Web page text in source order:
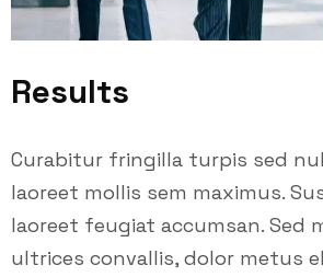
Results
Curabitur fringilla turpis sed
laoreet mollis sem maximus.
laoreet feugiat accumsan. Sed
ultrices convallis, dolor metus